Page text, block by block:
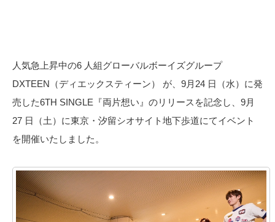
⼈気急上昇中の6 ⼈組グローバルボーイズグループ
DXTEEN（ディエックスティーン） が、9⽉24 ⽇（⽔）に発
売した6TH SINGLE『両⽚想い』のリリースを記念し、9⽉
27 ⽇（⼟）に東京・汐留シオサイト地下歩道にてイベント
を開催いたしました。